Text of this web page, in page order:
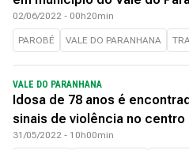
02/06/2022 - 00h20min
PAROBÉ VALE DO PARANHANA
VALE DO PARANHANA
Idosa de 78 anos é
sinais de violência no centro
31/05/2022 - 10h00min